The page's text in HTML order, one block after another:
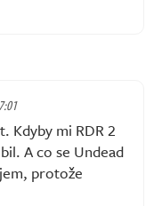
Kdyby mi RDR 2
A co se Undead
protože